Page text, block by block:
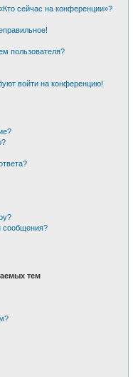
сейчас на конференции»?
пользователя?
войти на конференцию!
сообщения?
тем